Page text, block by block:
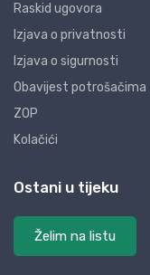
Raskid ugovora
Izjava o privatnosti
Izjava o sigurnosti
Obavijest potrošačima
ZOP
Kolačići
Ostani u tijeku
Želim na listu